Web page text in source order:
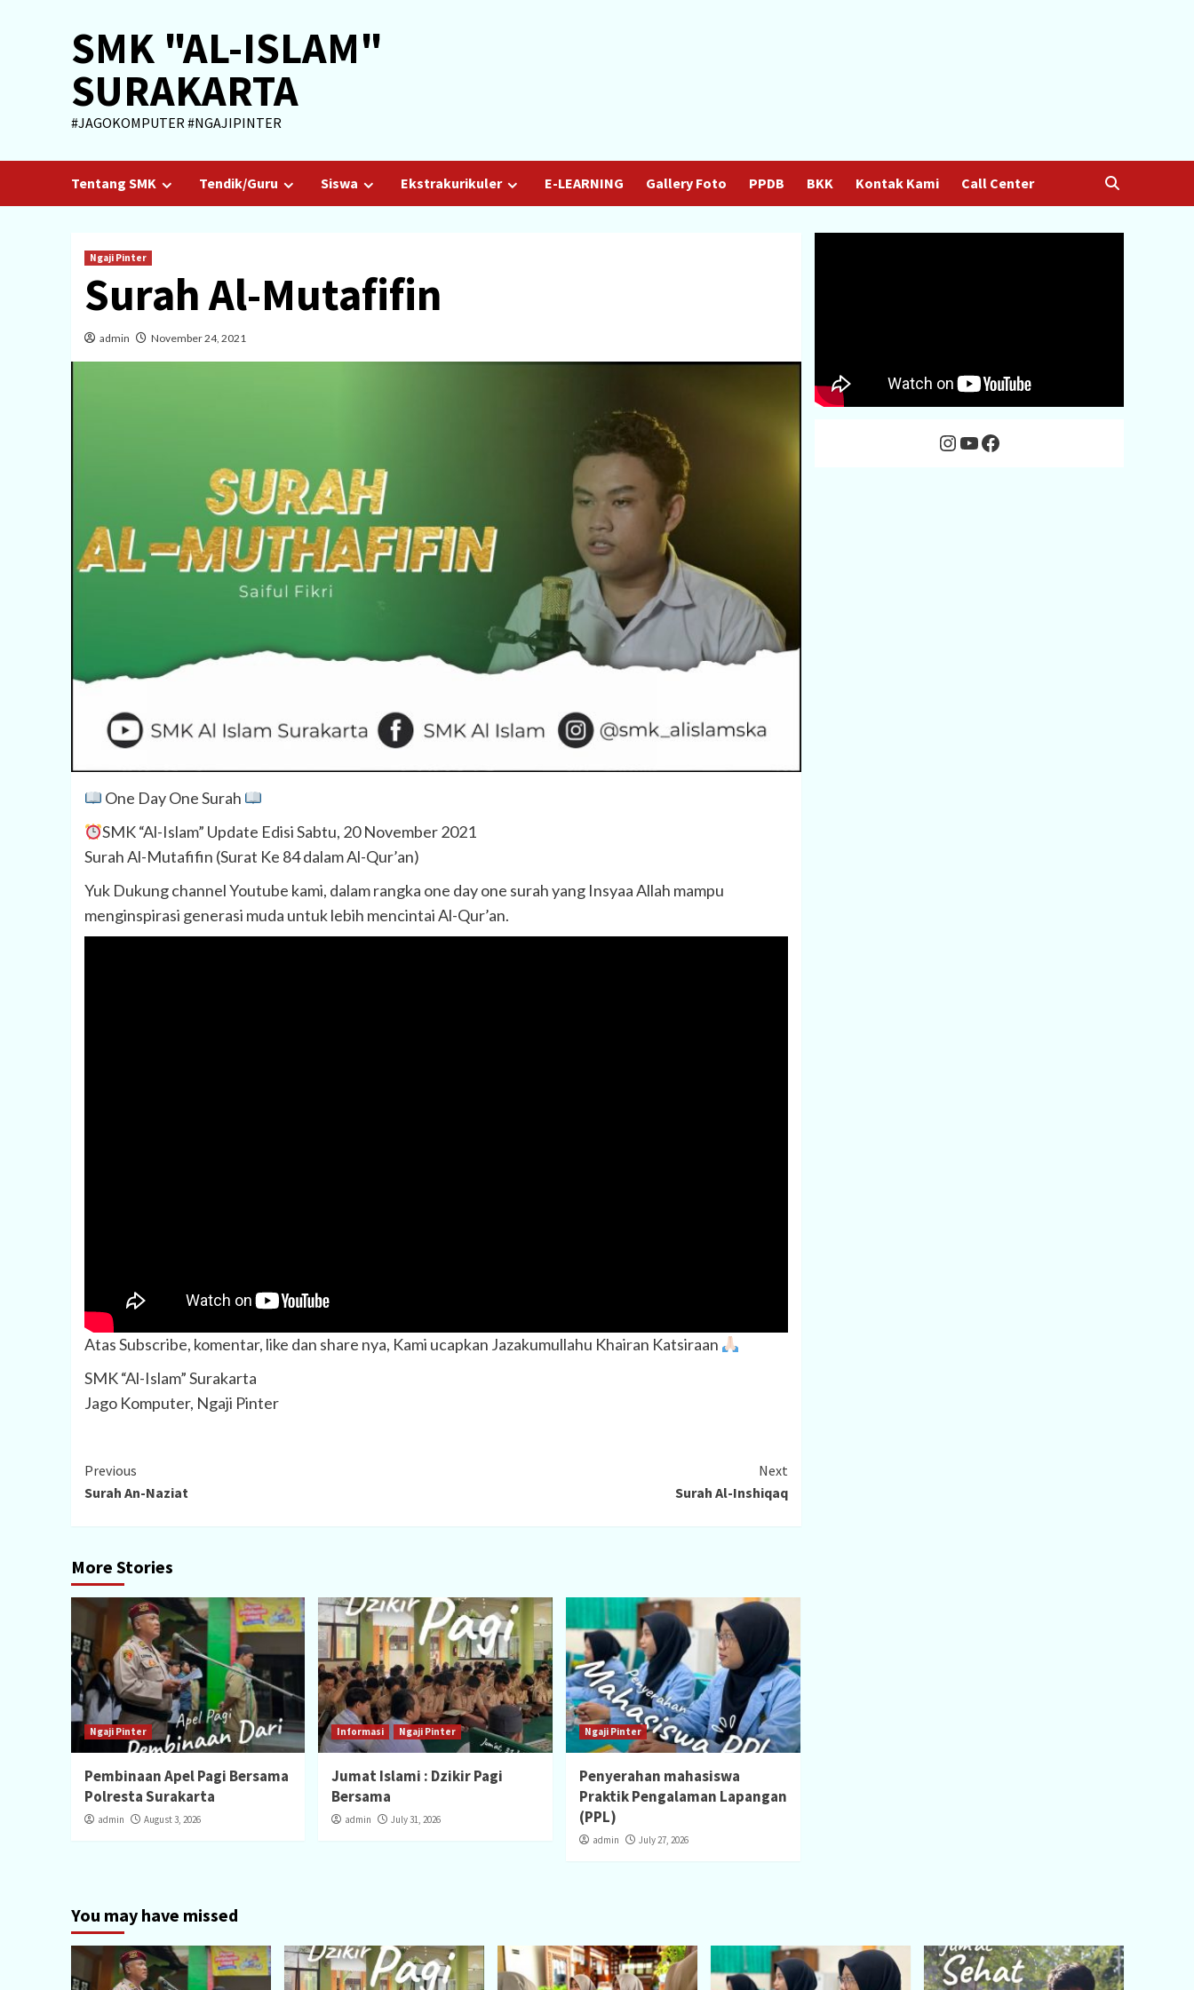
SMK "AL-ISLAM"
SURAKARTA
#JAGOKOMPUTER #NGAJIPINTER
Tentang SMK Tendik/Guru Siswa Ekstrakurikuler E-LEARNING Gallery Foto PPDB BKK Kontak Kami Call Center
Ngaji Pinter
Surah Al-Mutafifin
admin November 24, 2021
One Day One Surah
SMK “Al-Islam” Update Edisi Sabtu, 20 November 2021
Surah Al-Mutafifin (Surat Ke 84 dalam Al-Qur’an)
Yuk Dukung channel Youtube kami, dalam rangka one day one surah yang Insyaa Allah mampu
menginspirasi generasi muda untuk lebih mencintai Al-Qur’an.
Atas Subscribe, komentar, like dan share nya, Kami ucapkan Jazakumullahu Khairan Katsiraan
SMK “Al-Islam” Surakarta
Jago Komputer, Ngaji Pinter
Continue
Reading
Previous
Surah An-Naziat
Next
Surah Al-Inshiqaq
More Stories
Ngaji Pinter
Pembinaan Apel Pagi Bersama
Polresta Surakarta
admin August 3, 2026
Informasi Ngaji Pinter
Jumat Islami : Dzikir Pagi
Bersama
admin July 31, 2026
Ngaji Pinter
Penyerahan mahasiswa
Praktik Pengalaman Lapangan
(PPL)
admin July 27, 2026
Instagram
YouTube
Facebook
You may have missed